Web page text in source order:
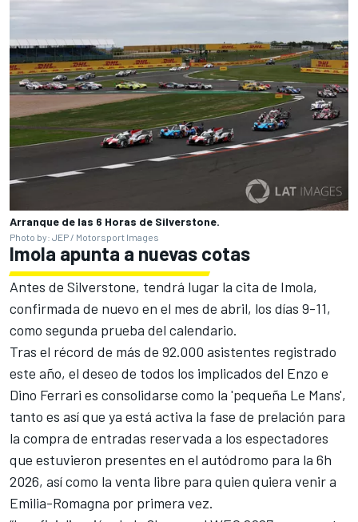
Arranque de las 6 Horas de Silverstone.
Photo by: JEP / Motorsport Images
Imola apunta a nuevas cotas
Antes de Silverstone, tendrá lugar la cita de Imola,
confirmada de nuevo en el mes de abril, los días 9-11,
como segunda prueba del calendario.
Tras el récord de más de 92.000 asistentes registrado
este año, el deseo de todos los implicados del Enzo e
Dino Ferrari es consolidarse como la 'pequeña Le Mans',
tanto es así que ya está activa la fase de prelación para
la compra de entradas reservada a los espectadores
que estuvieron presentes en el autódromo para la 6h
2026, así como la venta libre para quien quiera venir a
Emilia-Romagna por primera vez.